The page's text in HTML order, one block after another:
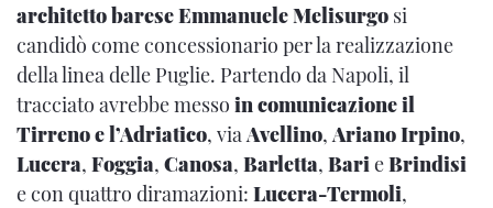
architetto barese Emmanuele Melisurgo si
candidò come concessionario per la realizzazione
della linea delle Puglie. Partendo da Napoli, il
tracciato avrebbe messo in comunicazione il
Tirreno e l’Adriatico, via Avellino, Ariano Irpino,
Lucera, Foggia, Canosa, Barletta, Bari eBrindisi
e con quattro diramazioni: Lucera-Termoli,